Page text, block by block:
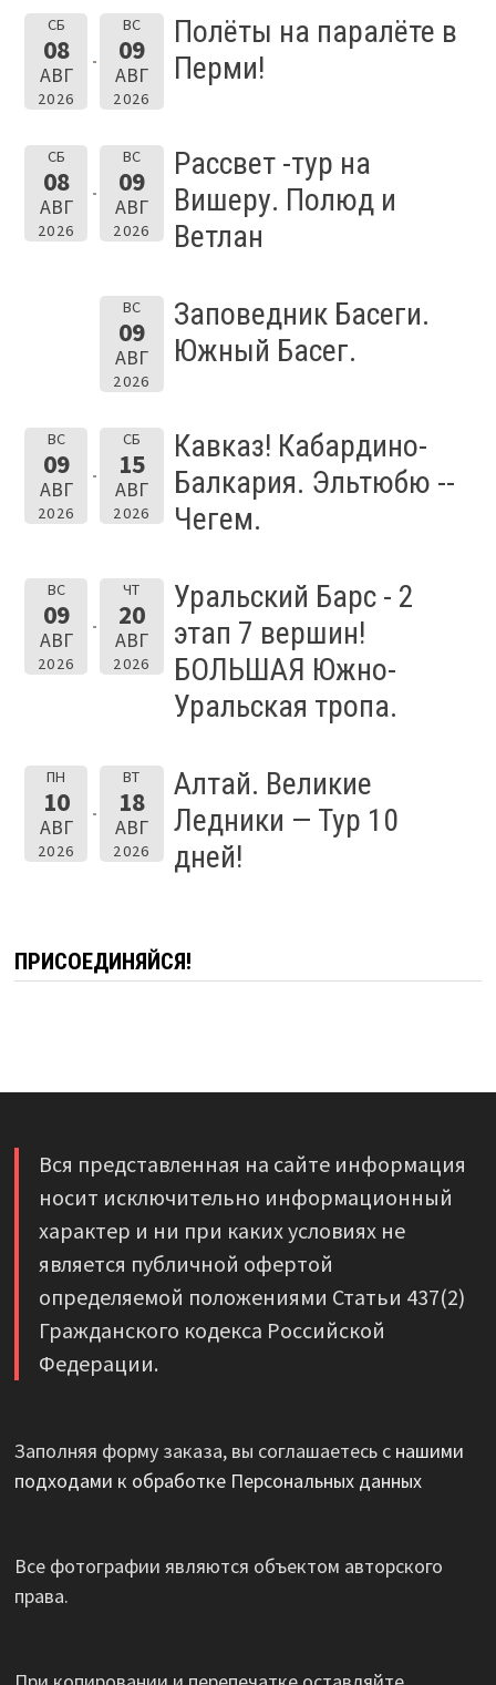
СБ
08
АВГ
2026
ВС
09
АВГ
2026
Полёты на паралёте в
Перми!
СБ
08
АВГ
2026
ВС
09
АВГ
2026
Рассвет -тур на
Вишеру. Полюд и
Ветлан
ВС
09
АВГ
2026
Заповедник Басеги.
Южный Басег.
ВС
09
АВГ
2026
СБ
15
АВГ
2026
Кавказ! Кабардино-
Балкария. Эльтюбю --
Чегем.
ВС
09
АВГ
2026
ЧТ
20
АВГ
2026
Уральский Барс - 2
этап 7 вершин!
БОЛЬШАЯ Южно-
Уральская тропа.
ПН
10
АВГ
2026
ВТ
18
АВГ
2026
Алтай. Великие
Ледники — Тур 10
дней!
ПРИСОЕДИНЯЙСЯ!
Вся представленная на сайте информация
носит исключительно информационный
характер и ни при каких условиях не
является публичной офертой
определяемой положениями Статьи 437(2)
Гражданского кодекса Российской
Федерации.
Заполняя форму заказа, вы соглашаетесь с нашими
подходами к обработке Персональных данных
Все фотографии являются объектом авторского
права.